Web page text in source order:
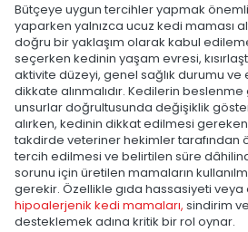
Bütçeye uygun tercihler yapmak
yaparken yalnızca ucuz kedi maması
doğru bir yaklaşım olarak kabul
seçerken kedinin yaşam evresi,
aktivite düzeyi, genel sağlık durumu
dikkate alınmalıdır. Kedilerin
unsurlar doğrultusunda değişiklik
alırken, kedinin dikkat edilmesi
takdirde veteriner hekimler tarafından
tercih edilmesi ve belirtilen süre
sorunu için üretilen mamaların
gerekir. Özellikle gıda hassasiyeti
hipoalerjenik kedi mamaları, sindirim
desteklemek adına kritik bir rol oynar.